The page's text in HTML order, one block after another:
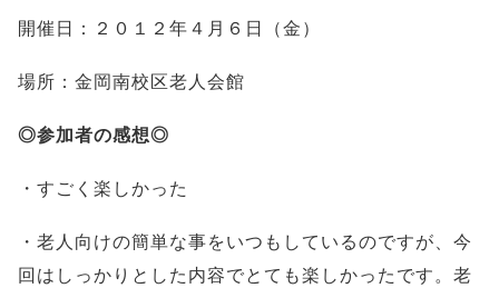
開催日：２０１２年４月６日（金）
場所：金岡南校区老人会館
◎参加者の感想◎
・すごく楽しかった
・老人向けの簡単な事をいつもしているのですが、今
回はしっかりとした内容でとても楽しかったです。老